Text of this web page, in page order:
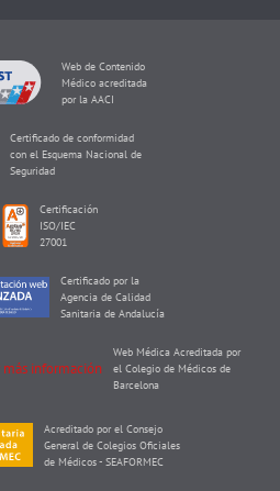
Web de Contenido
Médico acreditada
por la AACI
Certificado de conformidad
con el Esquema Nacional de
Seguridad
Certificación
ISO/IEC
27001
Certificado por la
Agencia de Calidad
Sanitaria de Andalucía
Web Médica Acreditada por
el Colegio de Médicos de
Barcelona
Acreditado por el Consejo
General de Colegios Oficiales
de Médicos - SEAFORMEC